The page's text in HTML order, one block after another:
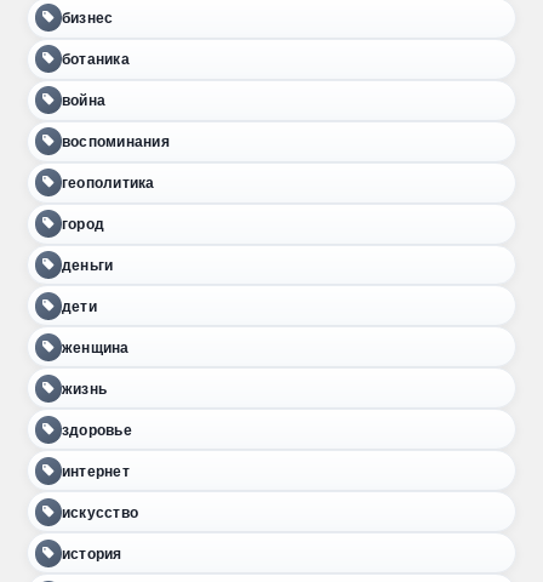
бизнес
ботаника
война
воспоминания
геополитика
город
деньги
дети
женщина
жизнь
здоровье
интернет
искусство
история